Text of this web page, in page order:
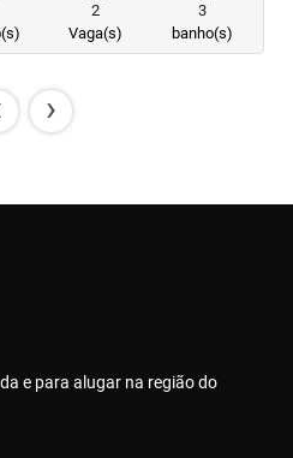
2
Vaga(s)
3
banho(s)
›
e para alugar na região do